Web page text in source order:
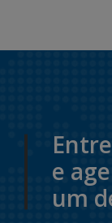
e
um